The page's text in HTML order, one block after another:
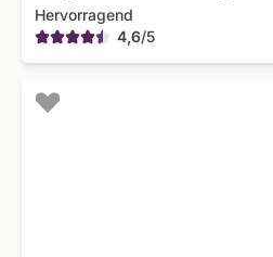
Hervorragend
4,6/5